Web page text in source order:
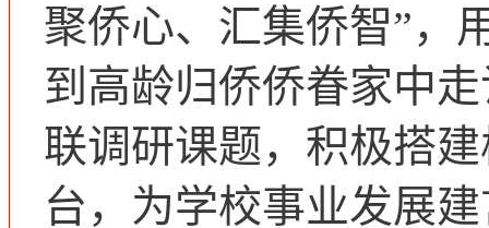
聚侨心、汇集侨智”，
到高龄归侨侨眷家中
联调研课题，积极搭
台，为学校事业发展